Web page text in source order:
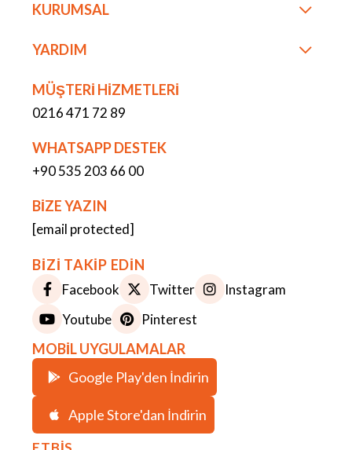
KURUMSAL
YARDIM
MÜŞTERİ HİZMETLERİ
0216 471 72 89
WHATSAPP DESTEK
+90 535 203 66 00
BİZE YAZIN
[email protected]
BİZİ TAKİP EDİN
Facebook Twitter
Instagram
Youtube
Pinterest
MOBİL UYGULAMALAR
Google Play'den İndirin
Apple Store'dan İndirin